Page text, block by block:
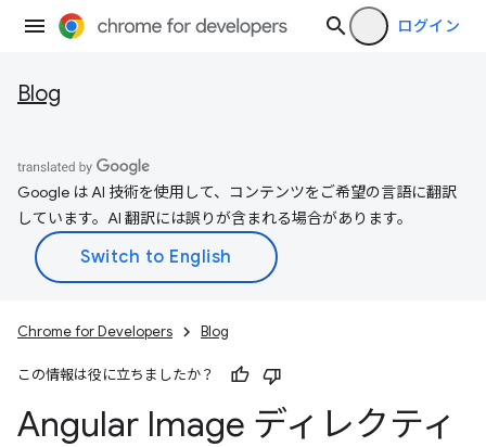
ログイン
Blog
Google は AI 技術を使用して、コンテンツをご希望の言語に翻訳
しています。AI 翻訳には誤りが含まれる場合があります。
Chrome for Developers Blog
この情報は役に立ちましたか？
Angular Image ディレクティ